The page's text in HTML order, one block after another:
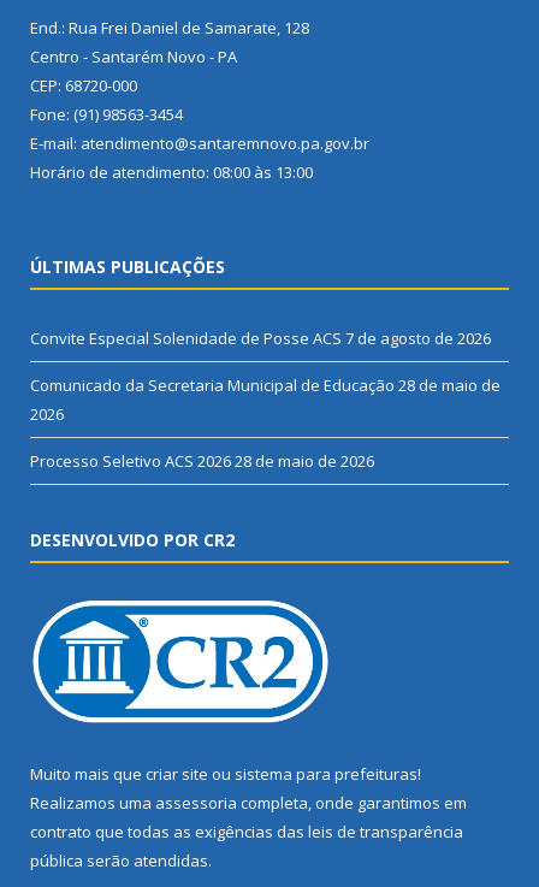
End.: Rua Frei Daniel de Samarate, 128
Centro - Santarém Novo - PA
CEP: 68720-000
Fone: (91) 98563-3454
E-mail: atendimento@santaremnovo.pa.gov.br
Horário de atendimento: 08:00 às 13:00
ÚLTIMAS PUBLICAÇÕES
Convite Especial Solenidade de Posse ACS 7 de agosto de 2026
Comunicado da Secretaria Municipal de Educação 28 de maio de
2026
Processo Seletivo ACS 202628 de maio de 2026
DESENVOLVIDO POR CR2
Muito mais que criar site ou sistema para prefeituras!
Realizamos uma assessoria completa, onde garantimos em
contrato que todas as exigências das leis de transparência
pública serão atendidas.